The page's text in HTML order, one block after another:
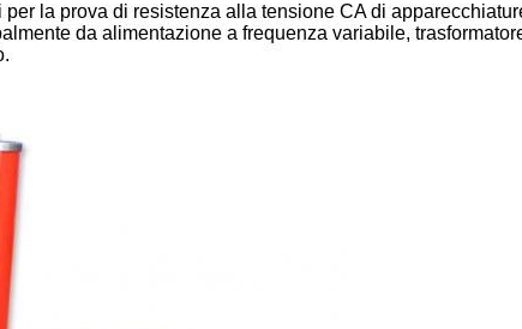
per la prova di resistenza alla tensione CA di
da alimentazione a frequenza variabile,